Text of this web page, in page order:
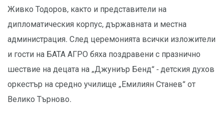
Живко Тодоров, както и представители на
дипломатическия корпус, държавната и местна
администрация. След церемонията всички изложители
и гости на БАТА АГРО бяха поздравени с празнично
шествие на децата на „Джуниър Бенд“ - детския духов
оркестър на средно училище „Емилиян Станев“ от
Велико Търново.